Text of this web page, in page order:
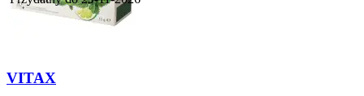
VITAX